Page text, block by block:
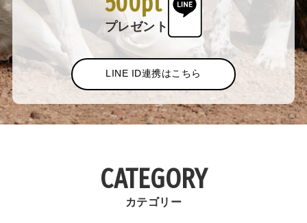
プレゼント
LINE ID連携はこちら
CATEGORY
カテゴリー